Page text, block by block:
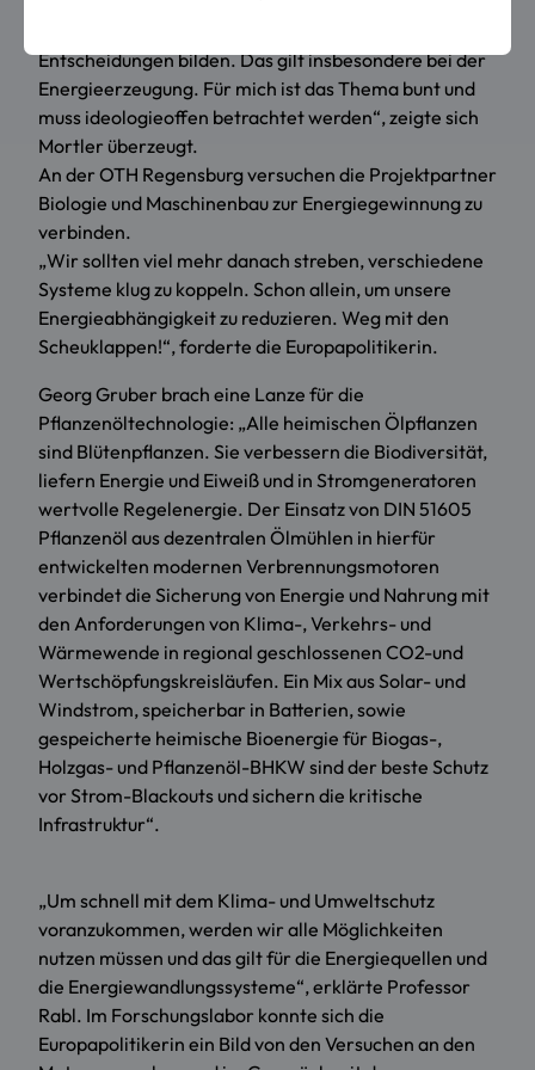
Entscheidungen bilden. Das gilt insbesondere bei der
Energieerzeugung. Für mich ist das Thema bunt und
muss ideologieoffen betrachtet werden“, zeigte sich
Mortler überzeugt.
An der OTH Regensburg versuchen die Projektpartner
Biologie und Maschinenbau zur Energiegewinnung zu
verbinden.
„Wir sollten viel mehr danach streben, verschiedene
Systeme klug zu koppeln. Schon allein, um unsere
Energieabhängigkeit zu reduzieren. Weg mit den
Scheuklappen!“, forderte die Europapolitikerin.
Georg Gruber brach eine Lanze für die
Pflanzenöltechnologie: „Alle heimischen Ölpflanzen
sind Blütenpflanzen. Sie verbessern die Biodiversität,
liefern Energie und Eiweiß und in Stromgeneratoren
wertvolle Regelenergie. Der Einsatz von DIN 51605
Pflanzenöl aus dezentralen Ölmühlen in hierfür
entwickelten modernen Verbrennungsmotoren
verbindet die Sicherung von Energie und Nahrung mit
den Anforderungen von Klima-, Verkehrs- und
Wärmewende in regional geschlossenen CO2-und
Wertschöpfungskreisläufen. Ein Mix aus Solar- und
Windstrom, speicherbar in Batterien, sowie
gespeicherte heimische Bioenergie für Biogas-,
Holzgas- und Pflanzenöl-BHKW sind der beste Schutz
vor Strom-Blackouts und sichern die kritische
Infrastruktur“.
„Um schnell mit dem Klima- und Umweltschutz
voranzukommen, werden wir alle Möglichkeiten
nutzen müssen und das gilt für die Energiequellen und
die Energiewandlungssysteme“, erklärte Professor
Rabl. Im Forschungslabor konnte sich die
Europapolitikerin ein Bild von den Versuchen an den